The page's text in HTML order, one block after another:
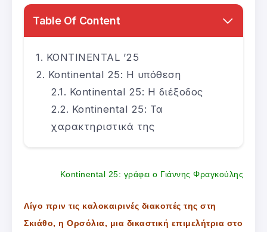
Table Of Content
KONTINENTAL ’25
Kontinental 25: Η υπόθεση
Kontinental 25: Η διέξοδος
Kontinental 25: Τα
χαρακτηριστικά της
Kontinental 25: γράφει ο Γιάννης Φραγκούλης
Λίγο πριν τις καλοκαιρινές διακοπές της στη
Σκιάθο, η Ορσόλια, μια δικαστική επιμελήτρια στο